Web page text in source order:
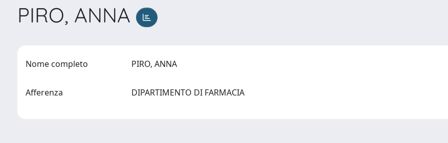
PIRO, ANNA
Nome completo PIRO, ANNA
Afferenza DIPARTIMENTO DI FARMACIA